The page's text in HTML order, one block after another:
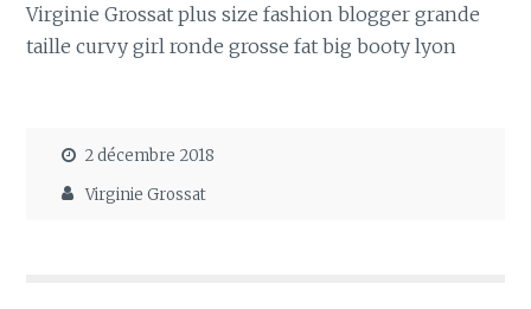
Virginie Grossat plus size fashion blogger grande
taille curvy girl ronde grosse fat big booty lyon
2 décembre 2018
Virginie Grossat